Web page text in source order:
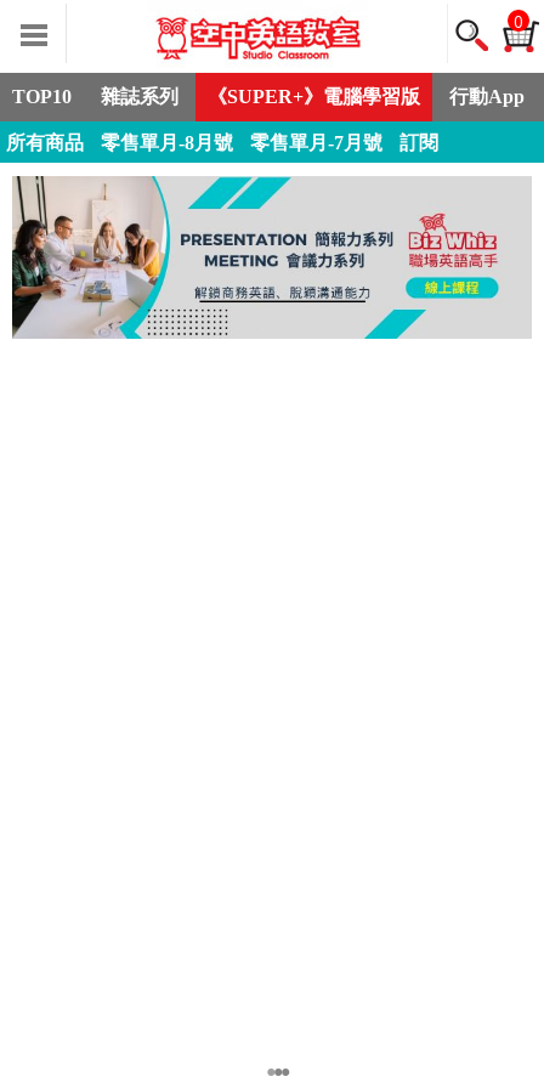
0
TOP10 雜誌系列 《SUPER+》電腦學習版 行動App
所有商品 零售單月-8月號 零售單月-7月號 訂閱